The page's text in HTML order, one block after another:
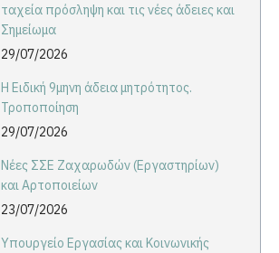
ταχεία πρόσληψη και τις νέες άδειες και
Σημείωμα
29/07/2026
Η Ειδική 9μηνη άδεια μητρότητος.
Τροποποίηση
29/07/2026
Νέες ΣΣΕ Ζαχαρωδών (Εργαστηρίων)
και Αρτοποιείων
23/07/2026
Υπουργείο Εργασίας και Κοινωνικής